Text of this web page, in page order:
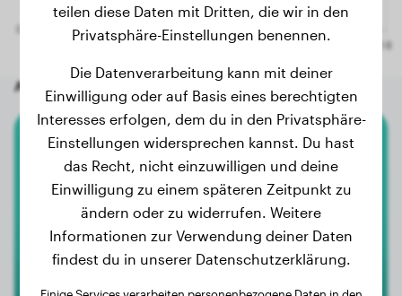
Andere zufällige Hunde
Toy-Pudel
Amy
teilen diese Daten mit Dritten, die wir in den
Privatsphäre-Einstellungen benennen.
Die Datenverarbeitung kann mit deiner
Einwilligung oder auf Basis eines berechtigten
Interesses erfolgen, dem du in den Privatsphäre-
Einstellungen widersprechen kannst. Du hast
das Recht, nicht einzuwilligen und deine
Einwilligung zu einem späteren Zeitpunkt zu
ändern oder zu widerrufen. Weitere
Informationen zur Verwendung deiner Daten
findest du in unserer Datenschutzerklärung.